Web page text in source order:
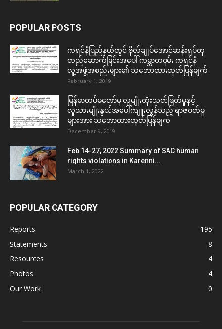
POPULAR POSTS
ကရင်နီပြည်နယ်တွင် ဗိုလ်ချုပ်အောင်ဆန်းရုပ်တု
တည်ဆောက်ခြင်းအပေါ် ကမ္ဘာတဝှမ်း ကရင်နီ
လူ့အဖွဲ့အစည်းများ၏ သဘောထားထုတ်ပြန်ချက်
February 1, 2019
မြန်မာတပ်မတော်မှ လူမျိုးတုံးသတ်ဖြတ်မှုနှင့်
လူသားမျိုးနွယ်အပေါ်ကျူးလွန်သည့် ရာဇဝတ်မှု
များအား သဘောထားထုတ်ပြန်ချက်
December 9, 2019
Feb 14-27, 2022 Summary of SAC human
rights violations in Karenni...
March 1, 2022
POPULAR CATEGORY
Reports
195
Statements
8
Resources
4
Photos
4
Our Work
0